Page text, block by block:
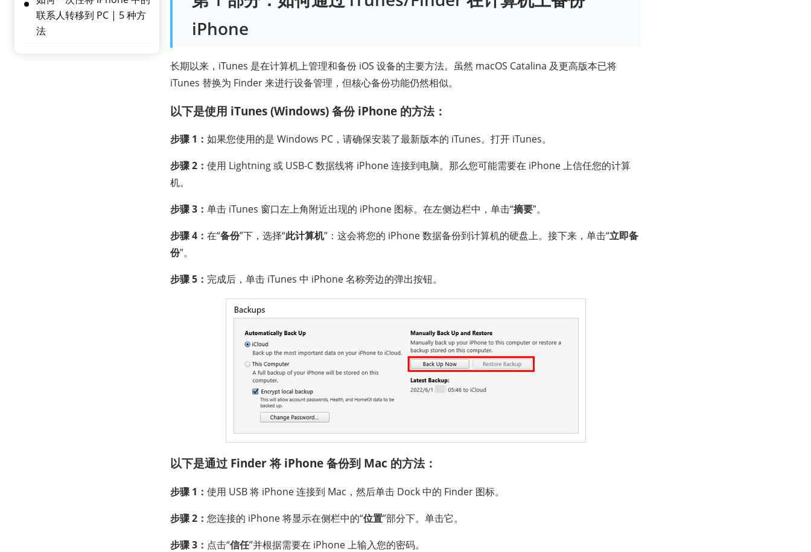
联系人转移到 PC | 5 种方
法
iPhone
长期以来，iTunes 是在计算机上管理和备份 iOS 设备的主要方法。虽然 macOS Catalina 及更高版本已将
iTunes 替换为 Finder 来进行设备管理，但核心备份功能仍然相似。
以下是使用 iTunes (Windows) 备份 iPhone 的方法：
步骤 1： 如果您使用的是 Windows PC，请确保安装了最新版本的 iTunes。打开 iTunes。
步骤 2： 使用 Lightning 或 USB-C 数据线将 iPhone 连接到电脑。那么您可能需要在 iPhone 上信任您的计算
机。
步骤 3： 单击 iTunes 窗口左上角附近出现的 iPhone 图标。在左侧边栏中，单击“摘要”。
步骤 4： 在“备份”下，选择“此计算机”：这会将您的 iPhone 数据备份到计算机的硬盘上。接下来，单击“立即备
份”。
步骤 5： 完成后，单击 iTunes 中 iPhone 名称旁边的弹出按钮。
以下是通过 Finder 将 iPhone 备份到 Mac 的方法：
步骤 1： 使用 USB 将 iPhone 连接到 Mac，然后单击 Dock 中的 Finder 图标。
步骤 2： 您连接的 iPhone 将显示在侧栏中的“位置”部分下。单击它。
步骤 3： 点击“信任”并根据需要在 iPhone 上输入您的密码。